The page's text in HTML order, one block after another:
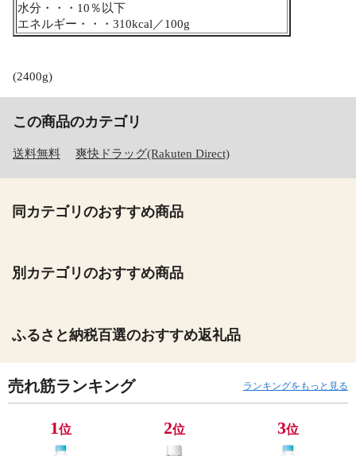
水分・・・10％以下
エネルギー・・・310kcal／100g
(2400g)
この商品のカテゴリ
送料無料 爽快ドラッグ(Rakuten Direct)
同カテゴリのおすすめ商品
別カテゴリのおすすめ商品
ふるさと納税百選のおすすめ返礼品
売れ筋ランキング ランキングをもっと見る
1位 2位 3位